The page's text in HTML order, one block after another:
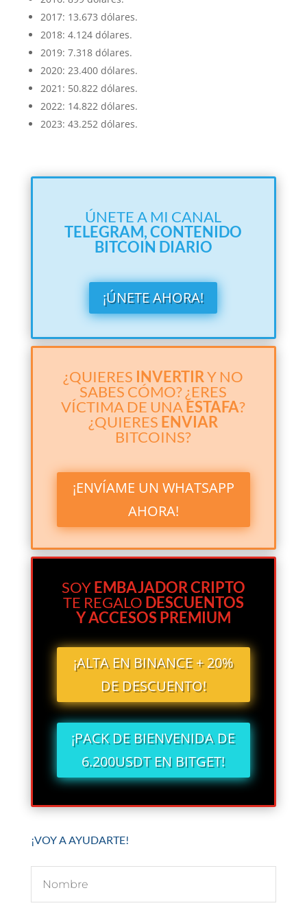
2017: 13.673 dólares.
2018: 4.124 dólares.
2019: 7.318 dólares.
2020: 23.400 dólares.
2021: 50.822 dólares.
2022: 14.822 dólares.
2023: 43.252 dólares.
ÚNETE A MI CANAL
TELEGRAM,CONTENIDO
BITCOIN DIARIO
¡ÚNETE AHORA!
¿QUIERES INVERTIRY NO
SABES CÓMO? ¿ERES
VÍCTIMA DE UNAESTAFA?
¿QUIERES ENVIAR
BITCOINS?
¡ENVÍAME UN WHATSAPP
AHORA!
SOYEMBAJADOR CRIPTO
TE REGALO DESCUENTOS
Y ACCESOS PREMIUM
¡ALTA EN BINANCE + 20%
DE DESCUENTO!
¡PACK DE BIENVENIDA DE
6.200USDT EN BITGET!
¡VOY A AYUDARTE!